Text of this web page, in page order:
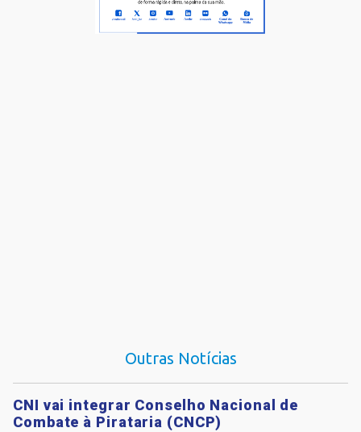
Outras Notícias
CNI vai integrar Conselho Nacional de
Combate à Pirataria (CNCP)